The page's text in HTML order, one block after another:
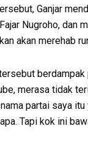
Ganjar
Nugroho, dan
akan merehab
merasa tidak
nama partai saya
Tapi kok ini